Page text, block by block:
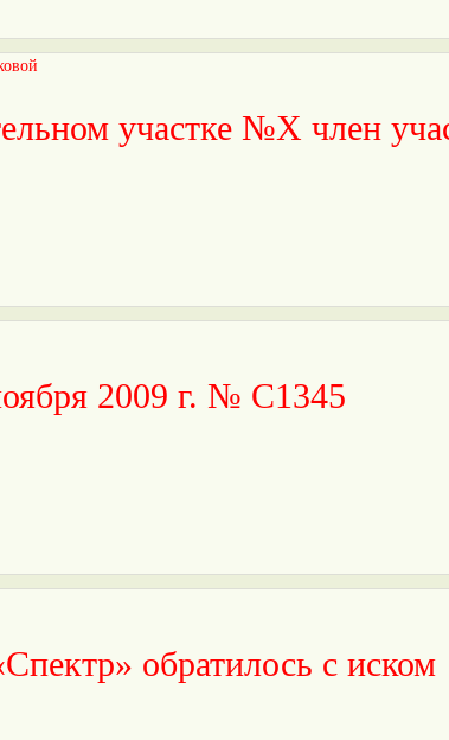
участке №Х член
2009 г. № С1345
обратилось с иском